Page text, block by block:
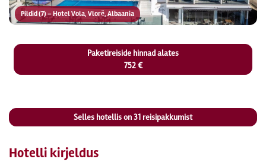
Pildid (7) – Hotel Vola, Vlorë, Albaania
Paketireiside hinnad alates
752 €
Selles hotellis on31 reisipakkumist
Hotelli kirjeldus